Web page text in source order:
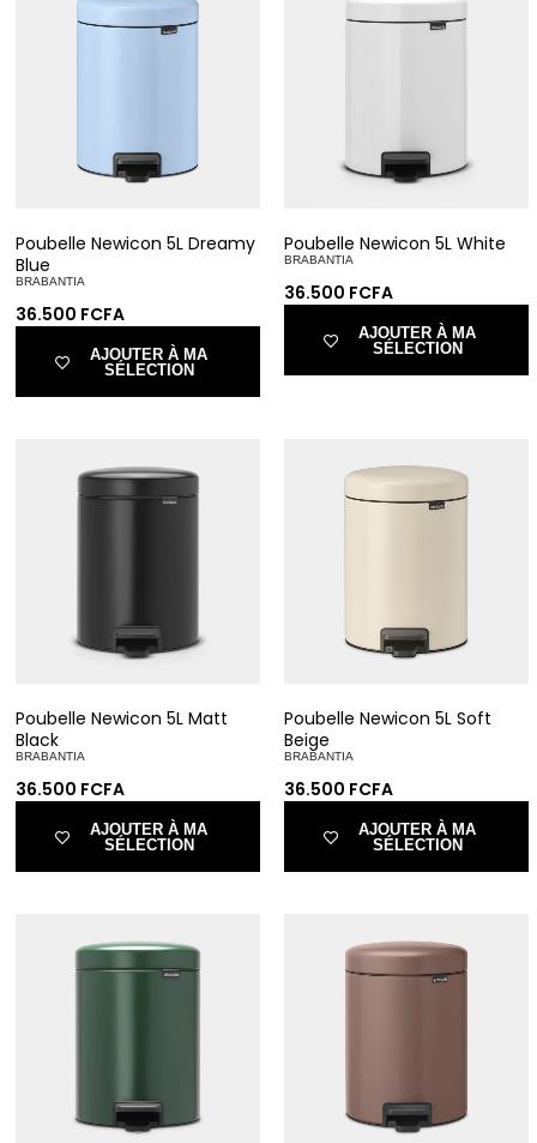
Poubelle Newicon 5L Dreamy
Blue
BRABANTIA
36.500 FCFA
AJOUTER À MA
SÉLECTION
Poubelle Newicon 5L White
BRABANTIA
36.500 FCFA
AJOUTER À MA
SÉLECTION
Poubelle Newicon 5L Matt
Black
BRABANTIA
36.500 FCFA
AJOUTER À MA
SÉLECTION
Poubelle Newicon 5L Soft
Beige
BRABANTIA
36.500 FCFA
AJOUTER À MA
SÉLECTION